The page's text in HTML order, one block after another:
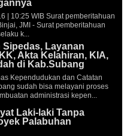
| 10:25 WIB Surat pemberitahuan
JMI - Surat pemberitahuan
k...
Sipedas, Layanan
Akta Kelahiran, KIA,
di Kab.Subang
Kependudukan dan Catatan
sudah bisa melayani proses
administrasi kepen...
Laki-laki Tanpa
Palabuhan